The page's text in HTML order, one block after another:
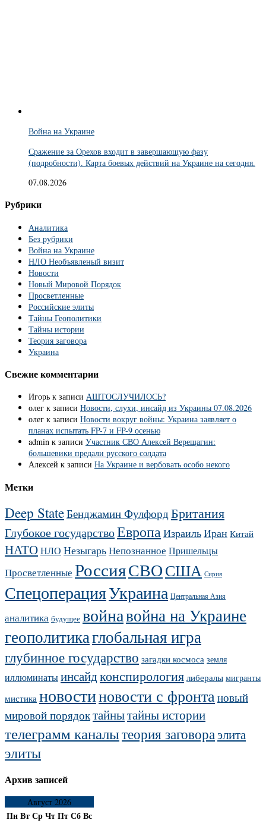
Война на Украине
Сражение за Орехов входит в завершающую фазу
(подробности). Карта боевых действий на Украине на сегодня.
07.08.2026
Рубрики
Аналитика
Без рубрики
Война на Украине
НЛО Необъявленый визит
Новости
Новый Мировой Порядок
Просветленные
Российские элиты
Тайны Геополитики
Тайны истории
Теория заговора
Украина
Свежие комментарии
Игорь к записи АШТОСЛУЧИЛОСЬ?
олег к записи Новости, слухи, инсайд из Украины 07.08.2026
олег к записи Новости вокруг войны: Украина заявляет о
планах испытать FP-7 и FP-9 осенью
admin к записи Участник СВО Алексей Верещагин:
большевики предали русского солдата
Алексей к записи На Украине и вербовать особо некого
Метки
Deep StateБенджамин ФулфордБритания
Глубокое государствоЕвропаИзраильИран Китай
НАТОНЛО НезыгарьНепознанное Пришельцы
Просветленные РоссияСВОСША Сирия
СпецоперацияУкраина Центральная Азия
аналитика будущее войнавойна на Украине
геополитикаглобальная игра
глубинное государство загадки космоса земля
иллюминатыинсайдконспирология либералы мигранты
мистика новостиновости с фронтановый
мировой порядоктайнытайны истории
телеграмм каналытеория заговораэлита
элиты
Архив записей
Август 2026
ПнВтСрЧтПтСбВс